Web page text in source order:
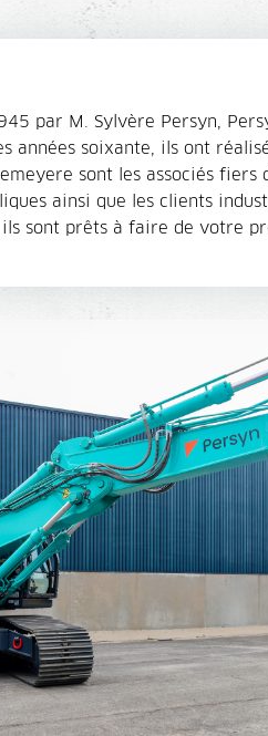
par M. Sylvère Persyn,
années soixante, ils ont
sont les associés fiers
ainsi que les clients
ils sont prêts à faire de votre